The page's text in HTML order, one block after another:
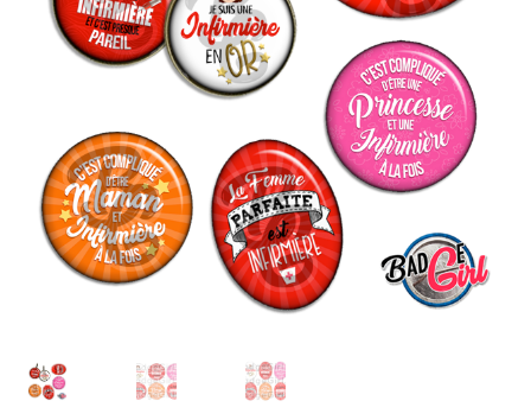
Acheter ma Machine à Badge
CODES PROMOS
Conditions Générales de Vente
Wishlist